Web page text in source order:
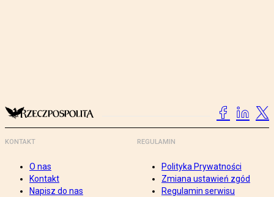
KONTAKT
O nas
Kontakt
Napisz do nas
REGULAMIN
Polityka Prywatności
Zmiana ustawień zgód
Regulamin serwisu